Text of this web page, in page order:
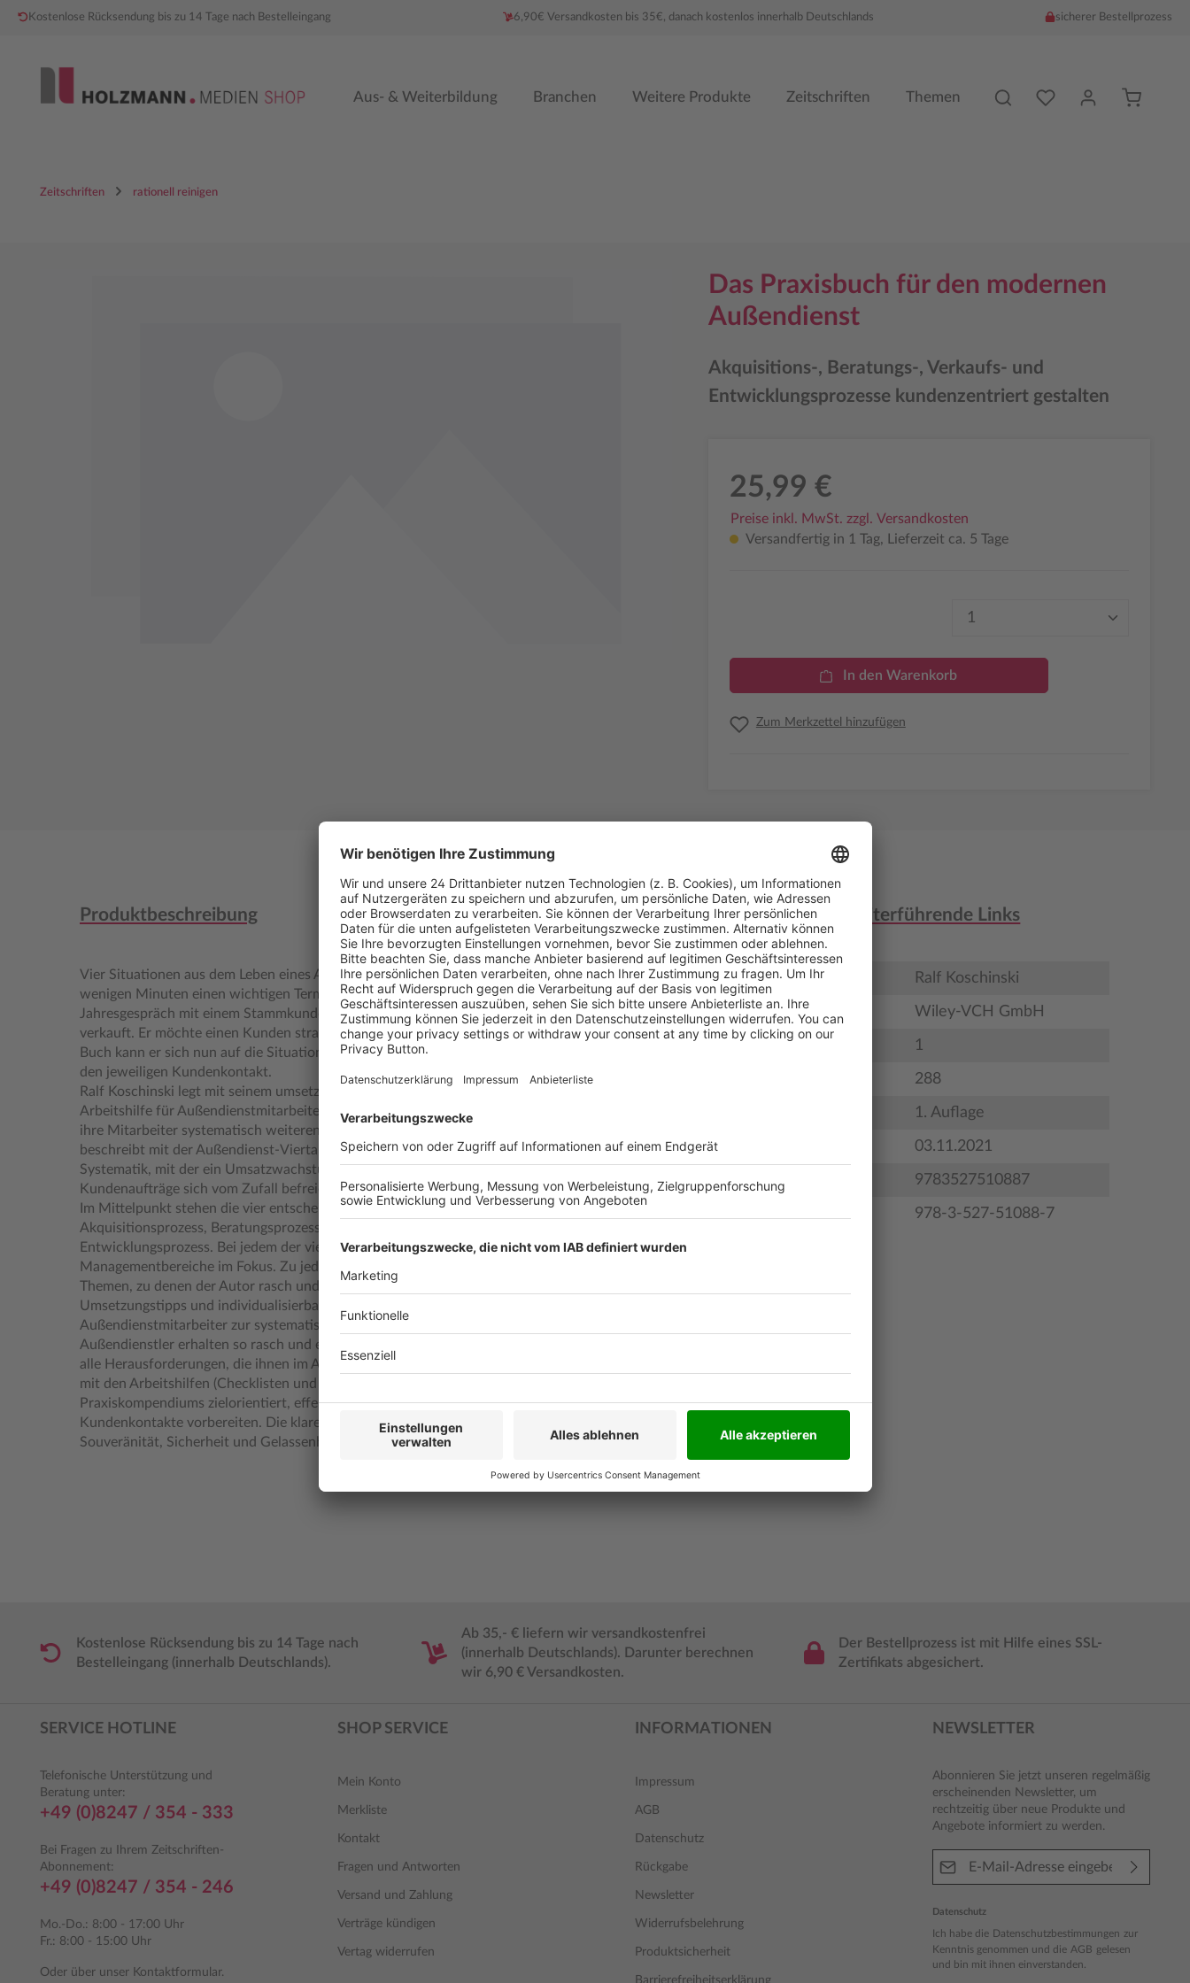
Kostenlose Rücksendung bis zu 14 Tage nach Bestelleingang 6,90€ Versandkosten bis 35€, danach kostenlos innerhalb Deutschlands sicherer Bestellprozess
Aus- & Weiterbildung Branchen Weitere Produkte Zeitschriften Themen Du hast %counter%
Zeitschriften rationell reinigen
Das Praxisbuch für den modernen
Außendienst
Akquisitions-, Beratungs-, Verkaufs- und
Entwicklungsprozesse kundenzentriert gestalten
25,99 €
Preise inkl. MwSt. zzgl. Versandkosten
Versandfertig in 1 Tag, Lieferzeit ca. 5 Tage
Produkt Anzahl: Gib
In den Warenkorb
Zum Merkzettel hinzufügen
Produktbeschreibung
Vier Situationen aus dem Leben eines Außendienstmitarbeiters: Er hat in
wenigen Minuten einen wichtigen Termin. Er steht vor einem bedeutenden
Jahresgespräch mit einem Stammkunden. Er will ein Angebot schreiben, das
verkauft. Er möchte einen Kunden strategisch entwickeln. Mit dem vorliegenden
Buch kann er sich nun auf die Situationen vorbereiten, er geht top vorbereitet in
den jeweiligen Kundenkontakt.
Ralf Koschinski legt mit seinem umsetzungsfokussierten Ratgeber eine
Arbeitshilfe für Außendienstmitarbeiter und Verkaufsführungskräfte vor, die
ihre Mitarbeiter systematisch weiterentwickeln wollen. Das Arbeitshandbuch
beschreibt mit der Außendienst-Viertakt-Strategie (AVS) eine schlüsselfertige
Systematik, mit der ein Umsatzwachstum nach Plan möglich ist und
Kundenaufträge sich vom Zufall befreien lassen.
Im Mittelpunkt stehen die vier entscheidenden Prozesse im Außendienst:
Akquisitionsprozess, Beratungsprozess, Verkaufsprozess und
Entwicklungsprozess. Bei jedem der vier Prozesse (deshalb Quattro) stehen drei
Managementbereiche im Fokus. Zu jedem der Managementbereiche gibt es drei
Themen, zu denen der Autor rasch und sofort einsetzbares Knowhow,
Umsetzungstipps und individualisierbare Checklisten präsentiert, die der
Außendienstmitarbeiter zur systematischen Selbststeuerung nutzen kann.
Außendienstler erhalten so rasch und einfach umsetzbare Problemlösungen für
alle Herausforderungen, die ihnen im Außendienst begegnen, und können sich
mit den Arbeitshilfen (Checklisten und Umsetzungstipps) des
Praxiskompendiums zielorientiert, effektiv und zeitsparend auf ihre
Kundenkontakte vorbereiten. Die klare Systematik sorgt dafür, dass der Leser
Souveränität, Sicherheit und Gelassenheit gewinnt.
Informationen & weiterführende Links
Autor Ralf Koschinski
Verlag Wiley-VCH GmbH
Auflage 1
288
1. Auflage
Erscheinungstermin 03.11.2021
Bestell-Nr. 9783527510887
978-3-527-51088-7
Kostenlose Rücksendung bis zu 14 Tage nach
Bestelleingang (innerhalb Deutschlands).
Ab 35,- € liefern wir versandkostenfrei
(innerhalb Deutschlands). Darunter berechnen
wir 6,90 € Versandkosten.
Der Bestellprozess ist mit Hilfe eines SSL-
Zertifikats abgesichert.
SERVICE HOTLINE
Telefonische Unterstützung und
Beratung unter:
+49 (0)8247 / 354 - 333
Bei Fragen zu Ihrem Zeitschriften-
Abonnement:
+49 (0)8247 / 354 - 246
Mo.-Do.: 8:00 - 17:00 Uhr
Fr.: 8:00 - 15:00 Uhr
Oder über unser Kontaktformular.
SHOP SERVICE
Mein Konto
Merkliste
Kontakt
Fragen und Antworten
Versand und Zahlung
Verträge kündigen
Vertag widerrufen
INFORMATIONEN
Impressum
AGB
Datenschutz
Rückgabe
Newsletter
Widerrufsbelehrung
Produktsicherheit
Barrierefreiheitserklärung
NEWSLETTER
Abonnieren Sie jetzt unseren regelmäßig
erscheinenden Newsletter, um
rechtzeitig über neue Produkte und
Angebote informiert zu werden.
Datenschutz
Ich habe die Datenschutzbestimmungen zur
Kenntnis genommen und die AGB gelesen
und bin mit ihnen einverstanden.